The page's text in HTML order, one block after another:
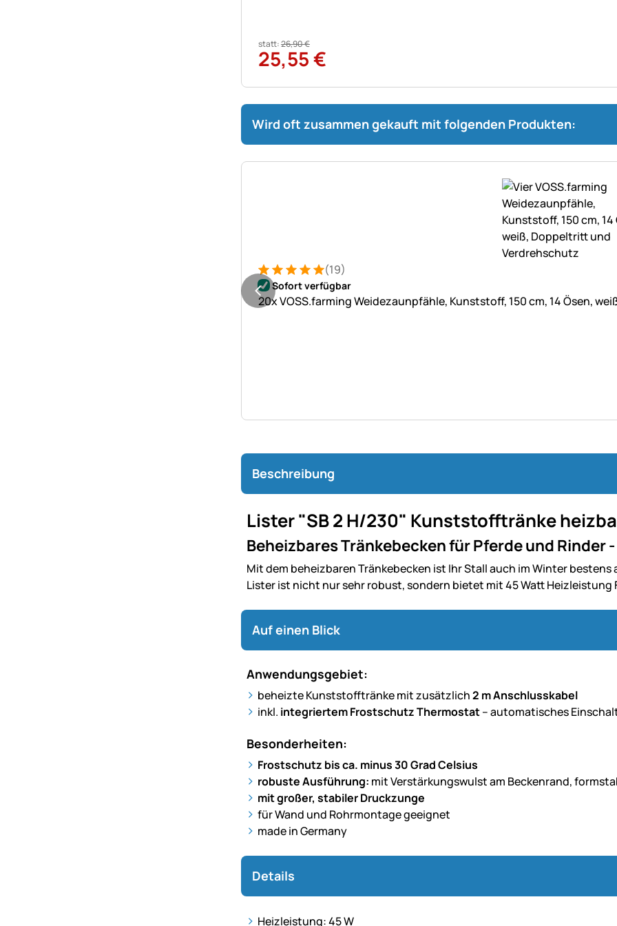
statt:26,90€
25,55€
Wird oft zusammen gekauft mit folgenden Produkten:
Bewertung: 5 von 5 (19 Bewertungen)
19 Bewertungen
(19)
Sofort verfügbar
20x VOSS.farming Weidezaunpfähle, Kunststoff, 150 cm, 14 Ösen,
Beschreibung
Lister "SB 2 H/230" Kunststofftränke
Beheizbares Tränkebecken für Pferde und Rinder
Mit dem beheizbaren Tränkebecken ist Ihr Stall auch im Winter
Lister ist nicht nur sehr robust, sondern bietet mit 45 Watt Heizleistung
Auf einen Blick
Anwendungsgebiet:
beheizte Kunststofftränke mit zusätzlich2 m Anschlusskabel
inkl. integriertem Frostschutz Thermostat– automatisches
Besonderheiten:
Frostschutz bis ca. minus 30 Grad Celsius
robuste Ausführung: mit Verstärkungswulst am Beckenrand,
mit großer, stabiler Druckzunge
für Wand und Rohrmontage geeignet
made in Germany
Details
Heizleistung: 45 W